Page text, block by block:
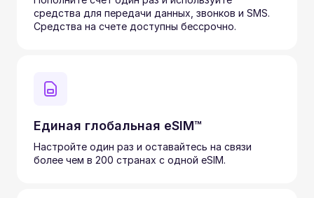
средства для передачи данных, звонков и SMS.
Средства на счете доступны бессрочно.
Единая глобальная eSIM™
Настройте один раз и оставайтесь на связи
более чем в 200 странах с одной eSIM.